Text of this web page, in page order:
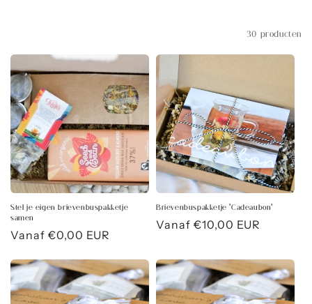
30 producten
Stel je eigen brievenbuspakketje
samen
Normale
Vanaf €0,00 EUR
Brievenbuspakketje 'Cadeaubon'
Normale
Vanaf €10,00 EUR